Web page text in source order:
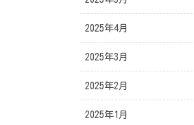
2025年4月
2025年3月
2025年2月
2025年1月